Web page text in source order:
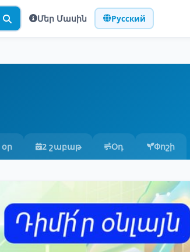
Մեր Մասին Русский
օր 2 շաբաթ Օդ Փոշի